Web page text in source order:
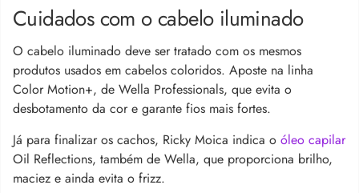
Cuidados com o cabelo iluminado
O cabelo iluminado deve ser tratado com os mesmos
produtos usados em cabelos coloridos. Aposte na linha
Color Motion+, de Wella Professionals, que evita o
desbotamento da cor e garante fios mais fortes.
Já para finalizar os cachos, Ricky Moica indica o óleo capilar
Oil Reflections, também de Wella, que proporciona brilho,
maciez e ainda evita o frizz.